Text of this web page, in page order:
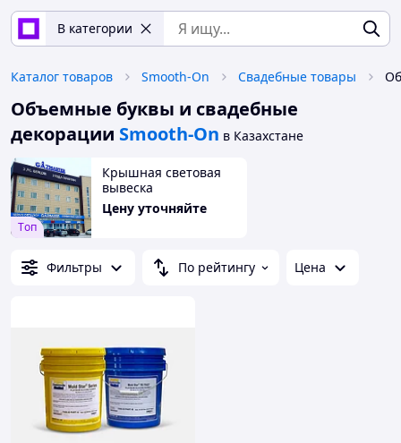
В категории
Каталог товаров Smooth-On Свадебные товары
Объемные буквы и свадебные
декорации Smooth-On в Казахстане
Tоп
Крышная световая
вывеска
Цену уточняйте
Фильтры По рейтингу Цена